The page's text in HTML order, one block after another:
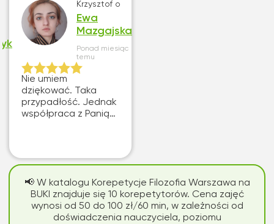
Krzysztof o
Ewa
Mazgajska
Ponad miesiąc
temu
Nie umiem
dziękować. Taka
przypadłość. Jednak
współpraca z Panią
Rzetelne i twórcze
modyfikacji gotow...
📢 W katalogu Korepetycje Filozofia Warszawa na
BUKI znajduje się 10 korepetytorów. Cena zajęć
wynosi od 50 do 100 zł/60 min, w zależności od
doświadczenia nauczyciela, poziomu